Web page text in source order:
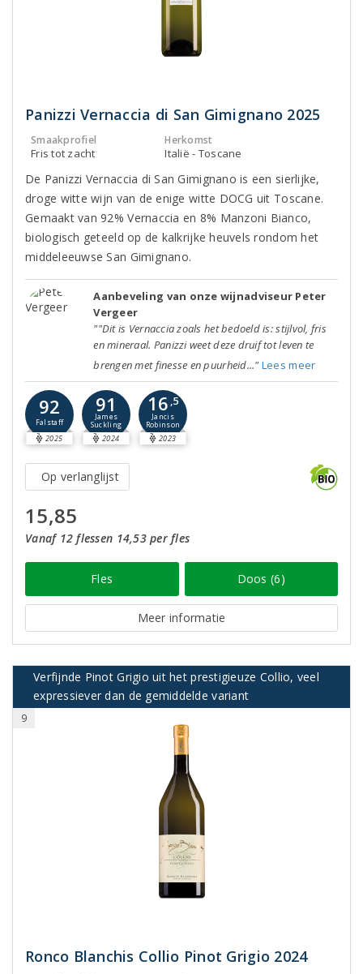
Panizzi Vernaccia di San Gimignano 2025
Smaakprofiel
Fris tot zacht
Herkomst
Italië - Toscane
De Panizzi Vernaccia di San Gimignano is een sierlijke,
droge witte wijn van de enige witte DOCG uit Toscane.
Gemaakt van 92% Vernaccia en 8% Manzoni Bianco,
biologisch geteeld op de kalkrijke heuvels rondom het
middeleeuwse San Gimignano.
Aanbeveling van onze wijnadviseur Peter
Vergeer
""Dit is Vernaccia zoals het bedoeld is: stijlvol, fris
en mineraal. Panizzi weet deze druif tot leven te
brengen met finesse en puurheid..." Lees meer
92
Falstaff
2025
91
James
Suckling
2024
16 ,5
Jancis
Robinson
2023
Op verlanglijst
15,85
Vanaf 12 flessen 14,53 per fles
Fles Doos (6)
Meer informatie
Verfijnde Pinot Grigio uit het prestigieuze Collio, veel
expressiever dan de gemiddelde variant
9
Ronco Blanchis Collio Pinot Grigio 2024